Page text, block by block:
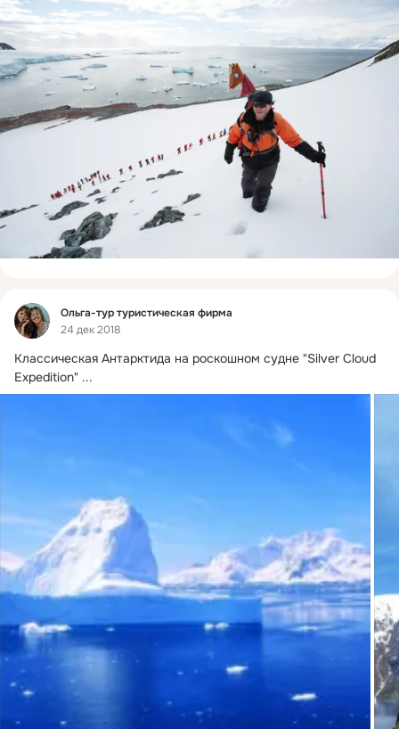
Фид
Ольга-тур туристическая фирма
24 дек 2018
Классическая Антарктида на роскошном судне "Silver Cloud
Expedition" ...